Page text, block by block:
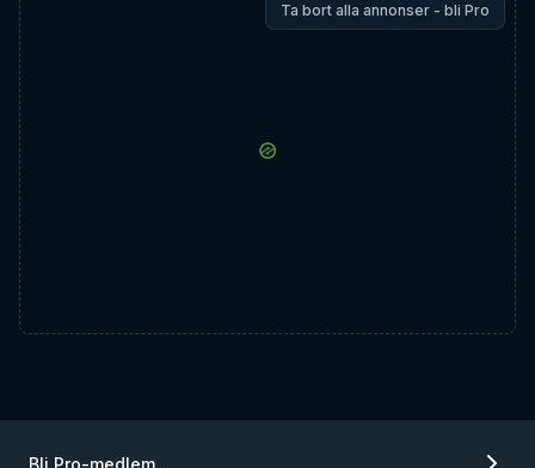
Ta bort alla annonser - bli Pro
Bli Pro-medlem